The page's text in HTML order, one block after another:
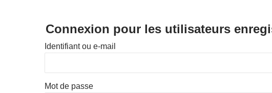
Connexion pour les utilisateurs
Identifiant ou e-mail
Mot de passe